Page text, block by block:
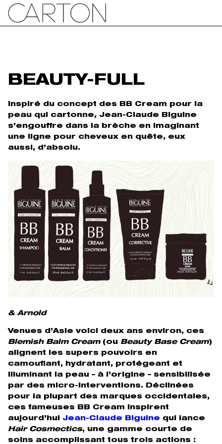
BEAUTY-FULL
Inspiré du concept des BB Cream pour la
peau qui cartonne, Jean-Claude Biguine
s’engouffre dans la brèche en imaginant
une ligne pour cheveux en quête, eux
aussi, d’absolu.
& Arnold
Venues d’Asie voici deux ans environ, ces
Blemish Balm Cream(ou Beauty Base Cream)
alignent les supers pouvoirs en
camouflant, hydratant, protégeant et
illuminant la peau – à l’origine – sensibilisée
par des micro-interventions. Déclinées
pour la plupart des marques occidentales,
ces fameuses BB Cream inspirent
aujourd’hui Jean-Claude Biguine qui lance
Hair Cosmectics, une gamme courte de
soins accomplissant tous trois actions :